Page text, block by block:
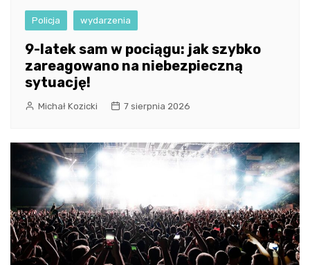
Policja wydarzenia
9-latek sam w pociągu: jak szybko
zareagowano na niebezpieczną
sytuację!
Michał Kozicki 7 sierpnia 2026